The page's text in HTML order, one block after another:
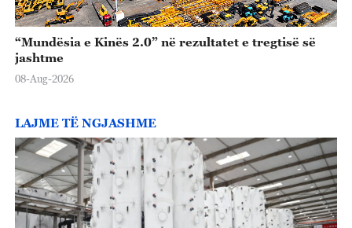
“Mundësia e Kinës 2.0” në rezultatet e tregtisë së
jashtme
08-Aug-2026
LAJME TË NGJASHME